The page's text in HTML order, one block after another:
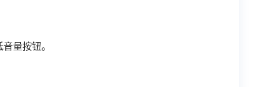
量按钮。